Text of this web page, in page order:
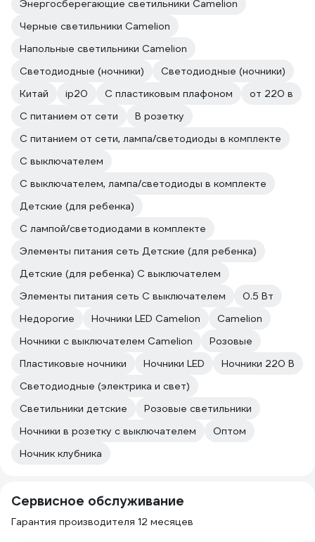
Энергосберегающие светильники Camelion
Черные светильники Camelion
Напольные светильники Camelion
Светодиодные (ночники)
Светодиодные (ночники)
Китай
ip20 С пластиковым плафоном
от 220 в
С питанием от сети
В розетку
С питанием от сети, лампа/светодиоды в комплекте
С выключателем
С выключателем, лампа/светодиоды в комплекте
Детские (для ребенка)
С лампой/светодиодами в комплекте
Элементы питания сеть Детские (для ребенка)
Детские (для ребенка) С выключателем
Элементы питания сеть С выключателем
0.5 Вт
Недорогие
Ночники LED Camelion
Camelion
Ночники с выключателем Camelion
Розовые
Пластиковые ночники
Ночники LED
Ночники 220 В
Светодиодные (электрика и свет)
Светильники детские
Розовые светильники
Ночники в розетку с выключателем
Оптом
Ночник клубника
Сервисное обслуживание
Гарантия производителя 12 месяцев